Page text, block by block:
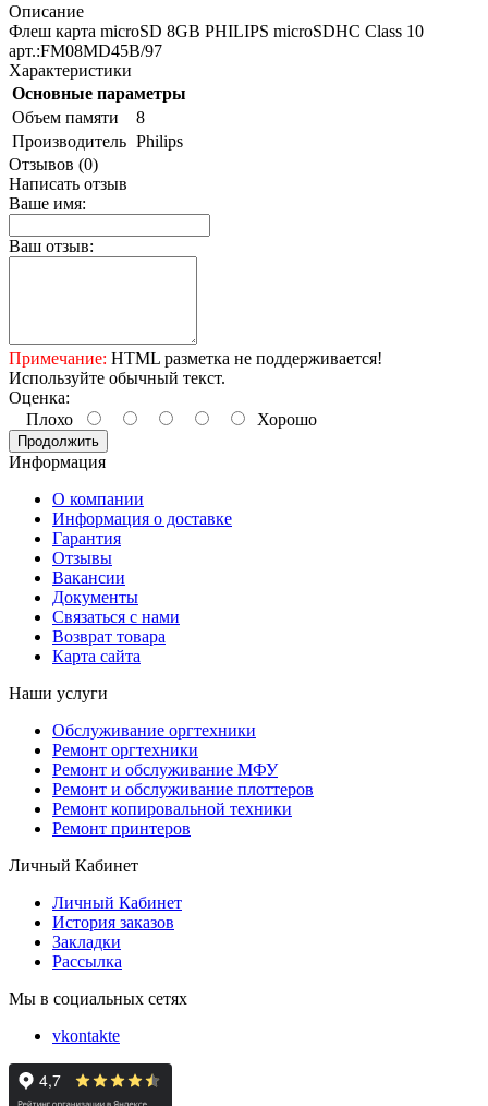
Описание
Флеш карта microSD 8GB PHILIPS microSDHC Class 10
арт.:FM08MD45B/97
Характеристики
Основные параметры
Объем памяти
8
Производитель Philips
Отзывов (0)
Написать отзыв
Ваше имя:
Ваш отзыв:
Примечание: HTML разметка не поддерживается!
Используйте обычный текст.
Оценка:
Плохо
Хорошо
Продолжить
Информация
О компании
Информация о доставке
Гарантия
Отзывы
Вакансии
Документы
Связаться с нами
Возврат товара
Карта сайта
Наши услуги
Обслуживание оргтехники
Ремонт оргтехники
Ремонт и обслуживание МФУ
Ремонт и обслуживание плоттеров
Ремонт копировальной техники
Ремонт принтеров
Личный Кабинет
Личный Кабинет
История заказов
Закладки
Рассылка
Мы в социальных сетях
vkontakte